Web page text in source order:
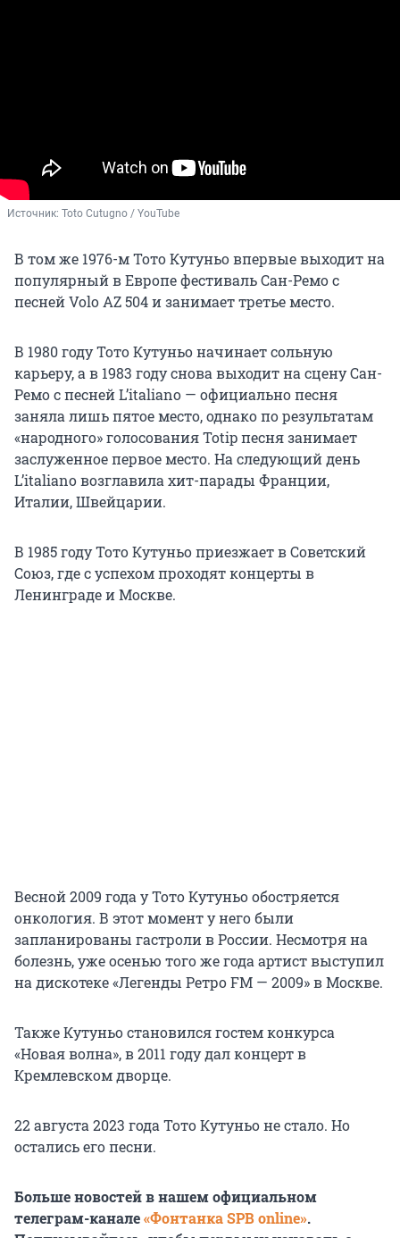
Источник: Toto Cutugno / YouTube
В том же 1976-м Тото Кутуньо впервые выходит на
популярный в Европе фестиваль Сан-Ремо с
песней Volo AZ 504 и занимает третье место.
В 1980 году Тото Кутуньо начинает сольную
карьеру, а в 1983 году снова выходит на сцену Сан-
Ремо с песней L’italiano — официально песня
заняла лишь пятое место, однако по результатам
«народного» голосования Totip песня занимает
заслуженное первое место. На следующий день
L’italiano возглавила хит-парады Франции,
Италии, Швейцарии.
В 1985 году Тото Кутуньо приезжает в Советский
Союз, где с успехом проходят концерты в
Ленинграде и Москве.
Весной 2009 года у Тото Кутуньо обостряется
онкология. В этот момент у него были
запланированы гастроли в России. Несмотря на
болезнь, уже осенью того же года артист выступил
на дискотеке «Легенды Ретро FM — 2009» в Москве.
Также Кутуньо становился гостем конкурса
«Новая волна», в 2011 году дал концерт в
Кремлевском дворце.
22 августа 2023 года Тото Кутуньо не стало. Но
остались его песни.
Больше новостей в нашем официальном
телеграм-канале«Фонтанка SPB online».